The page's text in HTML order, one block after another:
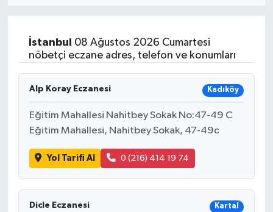
İstanbul
08 Ağustos 2026 Cumartesi
nöbetçi eczane adres, telefon ve konumları
Alp Koray Eczanesi Kadıköy
Eğitim Mahallesi Nahitbey Sokak No:47-49 C
Eğitim Mahallesi, Nahitbey Sokak, 47-49c
Yol Tarifi Al 0 (216) 414 19 74
Dicle Eczanesi Kartal
Sağlık
Siyaset
Spor